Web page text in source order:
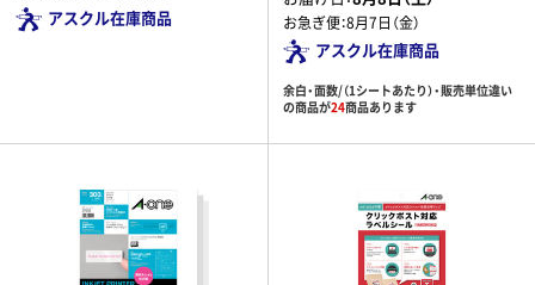
アスクル在庫商品
お急ぎ便：8月7日（金）
アスクル在庫商品
余白・面数/（1シートあたり）・販売単位違い
の商品が24商品あります